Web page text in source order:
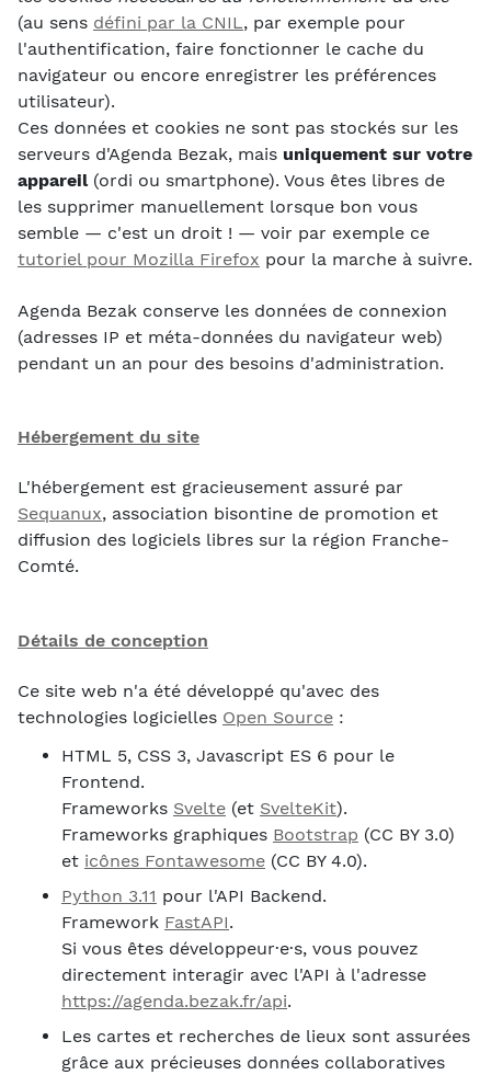
(au sens défini par la CNIL, par exemple pour
l'authentification, faire fonctionner le cache du
navigateur ou encore enregistrer les préférences
utilisateur).
Ces données et cookies ne sont pas stockés sur les
serveurs d'Agenda Bezak, mais uniquement sur votre
appareil(ordi ou smartphone). Vous êtes libres de
les supprimer manuellement lorsque bon vous
semble — c'est un droit ! — voir par exemple ce
tutoriel pour Mozilla Firefox pour la marche à suivre.
Agenda Bezak conserve les données de connexion
(adresses IP et méta-données du navigateur web)
pendant un an pour des besoins d'administration.
Hébergement du site
L'hébergement est gracieusement assuré par
Sequanux, association bisontine de promotion et
diffusion des logiciels libres sur la région Franche-
Comté.
Détails de conception
Ce site web n'a été développé qu'avec des
technologies logicielles Open Source :
HTML 5, CSS 3, Javascript ES 6 pour le
Frontend.
Frameworks Svelte (et SvelteKit).
Frameworks graphiques Bootstrap (CC BY 3.0)
et icônes Fontawesome (CC BY 4.0).
Python 3.11 pour l'API Backend.
Framework FastAPI.
Si vous êtes développeur·e·s, vous pouvez
directement interagir avec l'API à l'adresse
https://agenda.bezak.fr/api.
Les cartes et recherches de lieux sont assurées
grâce aux précieuses données collaboratives